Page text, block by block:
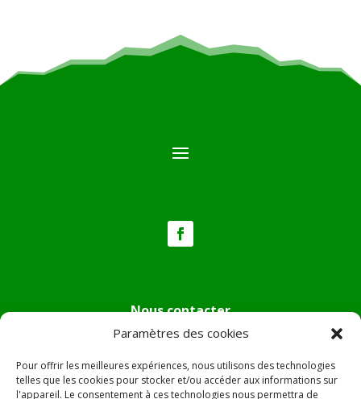
Paramètres des cookies
Pour offrir les meilleures expériences, nous utilisons des technologies
telles que les cookies pour stocker et/ou accéder aux informations sur
l'appareil. Le consentement à ces technologies nous permettra de
Nous contacter
Tél :04.95.36.24.02
Mail:
mairie.pietradiverde@wanadoo.fr
Adresse :Hôtel de ville de Pietra di Verde